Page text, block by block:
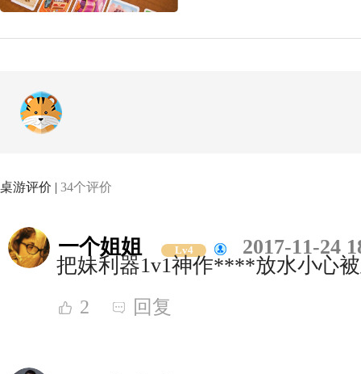
桌游评价 | 34个评价
一个姐姐 Lv4 2017-11-24
把妹利器1v1神作****放水小心
2 回复